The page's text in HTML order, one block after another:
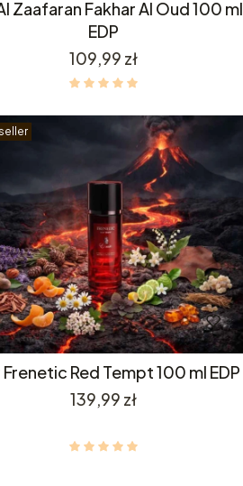
Zaafaran Fakhar Al Oud 100 ml
EDP
Cena
109,99 zł
Frenetic Red Tempt 100 ml EDP
Cena
139,99 zł